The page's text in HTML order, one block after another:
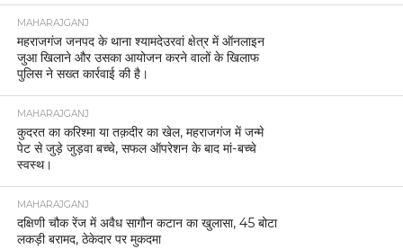
MAHARAJGANJ
महराजगंज जनपद के थाना श्यामदेउरवां क्षेत्र में ऑनलाइन
जुआ खिलाने और उसका आयोजन करने वालों के खिलाफ
पुलिस ने सख्त कार्रवाई की है।
MAHARAJGANJ
कुदरत का करिश्मा या तक़दीर का खेल, महराजगंज में जन्मे
पेट से जुड़े जुड़वा बच्चे, सफल ऑपरेशन के बाद मां-बच्चे
स्वस्थ।
MAHARAJGANJ
दक्षिणी चौक रेंज में अवैध सागौन कटान का खुलासा, 45 बोटा
लकड़ी बरामद, ठेकेदार पर मुकदमा